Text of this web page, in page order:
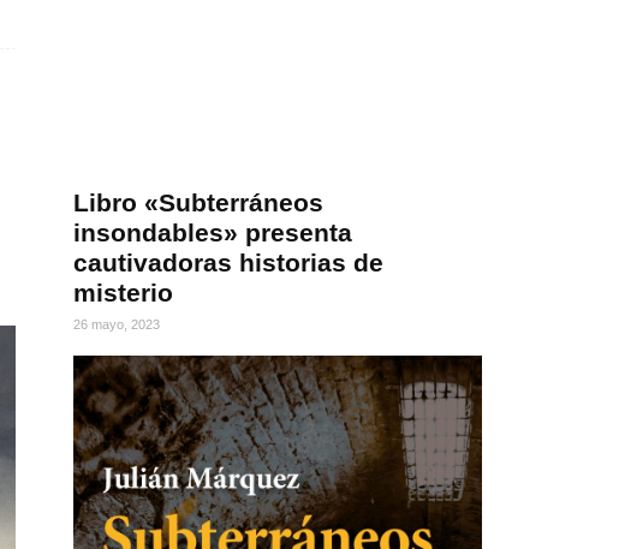
Libro «Subterráneos
insondables» presenta
cautivadoras historias de
misterio
26 mayo, 2023